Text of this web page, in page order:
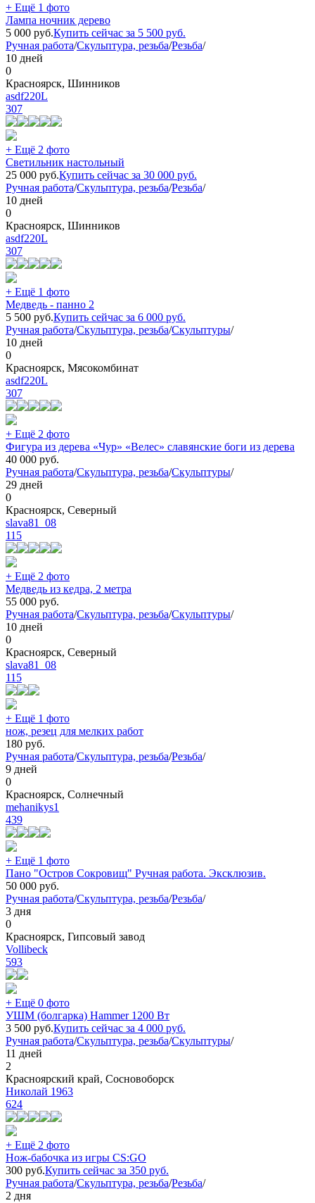
+ Ещё 1 фото
Лампа ночник дерево
5 000 руб.Купить сейчас за 5 500 руб.
Ручная работа/Скульптура, резьба/Резьба/
10 дней
0
Красноярск, Шинников
asdf220L
307
+ Ещё 2 фото
Светильник настольный
25 000 руб.Купить сейчас за 30 000 руб.
Ручная работа/Скульптура, резьба/Резьба/
10 дней
0
Красноярск, Шинников
asdf220L
307
+ Ещё 1 фото
Медведь - панно 2
5 500 руб.Купить сейчас за 6 000 руб.
Ручная работа/Скульптура, резьба/Скульптуры/
10 дней
0
Красноярск, Мясокомбинат
asdf220L
307
+ Ещё 2 фото
Фигура из дерева «Чур» «Велес» славянские боги из дерева
40 000 руб.
Ручная работа/Скульптура, резьба/Скульптуры/
29 дней
0
Красноярск, Северный
slava81_08
115
+ Ещё 2 фото
Медведь из кедра, 2 метра
55 000 руб.
Ручная работа/Скульптура, резьба/Скульптуры/
10 дней
0
Красноярск, Северный
slava81_08
115
+ Ещё 1 фото
нож, резец для мелких работ
180 руб.
Ручная работа/Скульптура, резьба/Резьба/
9 дней
0
Красноярск, Солнечный
mehanikys1
439
+ Ещё 1 фото
Пано "Остров Сокровищ" Ручная работа. Эксклюзив.
50 000 руб.
Ручная работа/Скульптура, резьба/Резьба/
3 дня
0
Красноярск, Гипсовый завод
Vollibeck
593
+ Ещё 0 фото
УШМ (болгарка) Hammer 1200 Вт
3 500 руб.Купить сейчас за 4 000 руб.
Ручная работа/Скульптура, резьба/Скульптуры/
11 дней
2
Красноярский край, Сосновоборск
Николай 1963
624
+ Ещё 2 фото
Нож-бабочка из игры CS:GO
300 руб.Купить сейчас за 350 руб.
Ручная работа/Скульптура, резьба/Резьба/
2 дня